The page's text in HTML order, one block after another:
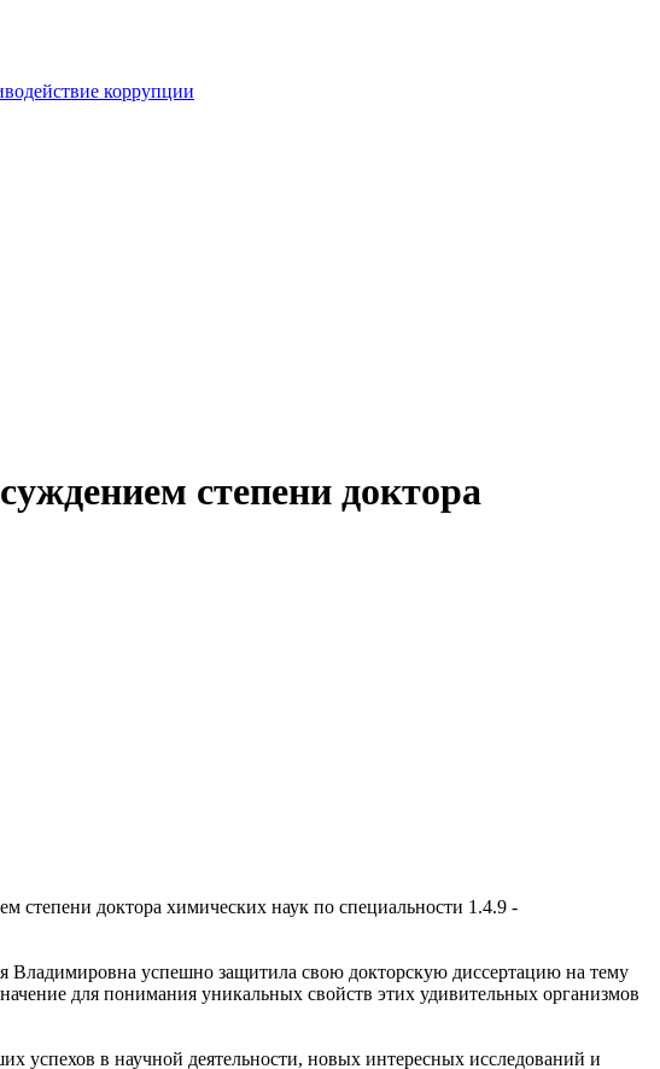
коррупции
степени доктора
доктора химических наук по специальности 1.4.9 -
Владимировна успешно защитила свою докторскую диссертацию на тему
для понимания уникальных свойств этих удивительных организмов
успехов в научной деятельности, новых интересных исследований и